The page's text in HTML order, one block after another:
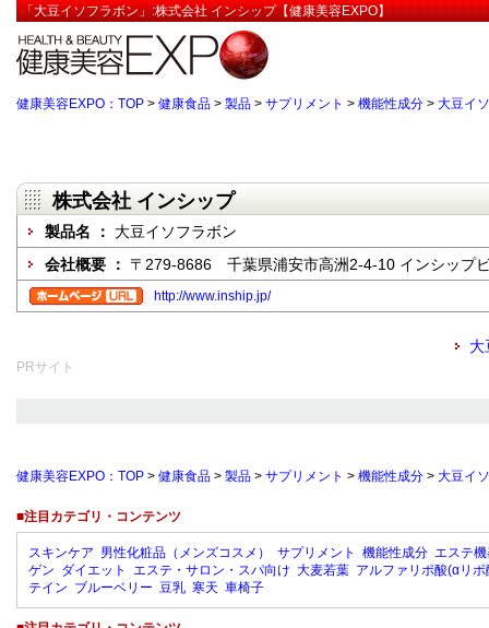
「大豆イソフラボン」:株式会社 インシップ【健康美容EXPO】
健康美容EXPO：TOP > 健康食品 > 製品 > サプリメント > 機能性成分 > 大豆イ
株式会社 インシップ
製品名 ： 大豆イソフラボン
会社概要 ： 〒279-8686 千葉県浦安市高洲2-4-10 インシップ
http://www.inship.jp/
大
PRサイト
健康美容EXPO：TOP > 健康食品 > 製品 > サプリメント > 機能性成分 > 大豆イ
■注目カテゴリ・コンテンツ
スキンケア 男性化粧品（メンズコスメ） サプリメント 機能性成分 エステ
ゲン ダイエット エステ・サロン・スパ向け 大麦若葉 アルファリポ酸(αリポ
テイン ブルーベリー 豆乳 寒天 車椅子